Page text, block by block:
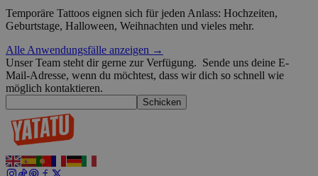
Temporäre Tattoos eignen sich für jeden Anlass: Hochzeiten,
Geburtstage, Halloween, Weihnachten und vieles mehr.
Alle Anwendungsfälle anzeigen →
Unser Team steht dir gerne zur Verfügung. Sende uns deine E-
Mail-Adresse, wenn du möchtest, dass wir dich so schnell wie
möglich kontaktieren.
Schicken
wordpress_test_cookie
Automattic
Sitzung
Google-Datenschutzerklärung